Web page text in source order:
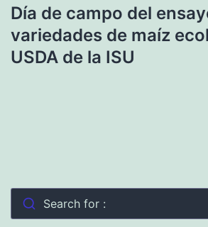
Día de campo del
variedades de maíz
USDA de la ISU
Search for :